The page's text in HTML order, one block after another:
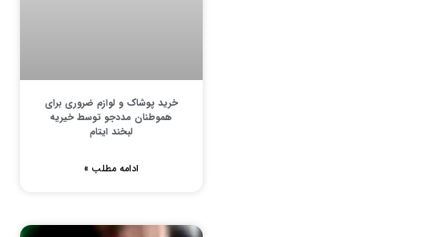
خرید پوشاک و لوازم ضروری برای
هموطنان مددجو توسط خیریه
لبخند ایتام
ادامه مطلب »